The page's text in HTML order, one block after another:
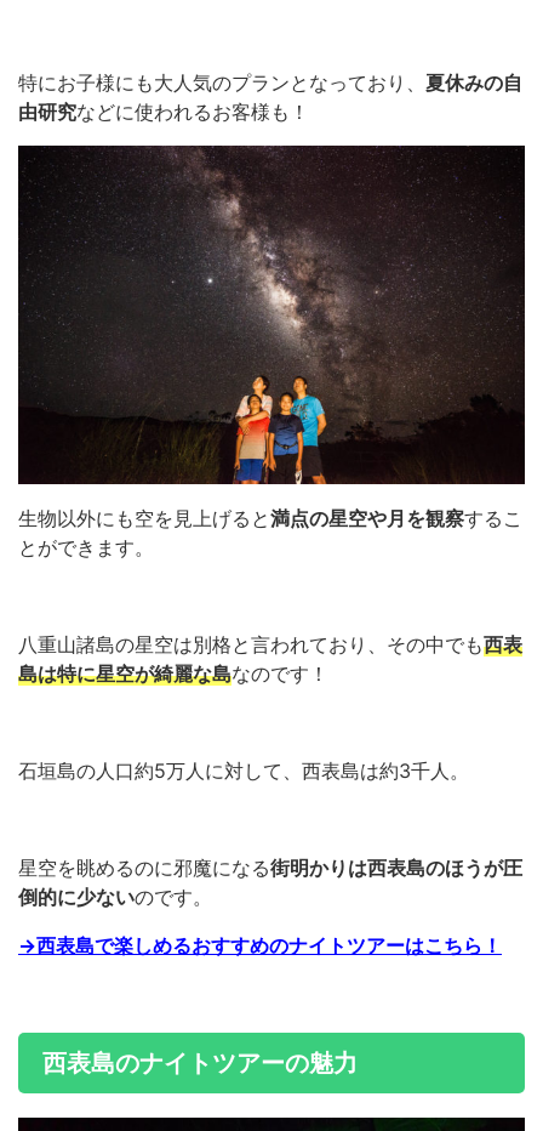
特にお子様にも大人気のプランとなっており、 夏休みの自
由研究などに使われるお客様も！
生物以外にも空を見上げると満点の星空や月を観察するこ
とができます。
八重山諸島の星空は別格と言われており、その中でも西表
島は特に星空が綺麗な島なのです！
石垣島の人口約5万人に対して、西表島は約3千人。
星空を眺めるのに邪魔になる街明かりは西表島のほうが圧
倒的に少ないのです。
→西表島で楽しめるおすすめのナイトツアーはこちら！
西表島のナイトツアーの魅力